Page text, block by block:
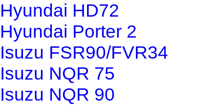
Hyundai HD72
Hyundai Porter 2
Isuzu FSR90/FVR34
Isuzu NQR 75
Isuzu NQR 90